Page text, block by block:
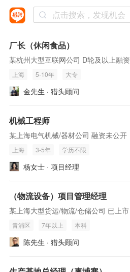
厂长（休闲食品）
某杭州大型互联网公司 D轮及以上融资
上海 5-10年 大专
金先生 · 猎头顾问
机械工程师
某上海电气机械/器材公司 融资未公开
上海 3-5年 学历不限
杨女士 · 项目经理
（物流设备）项目管理经理
某上海大型货运/物流/仓储公司 已上市
青浦区 7年以上 本科
陈先生 · 猎头顾问